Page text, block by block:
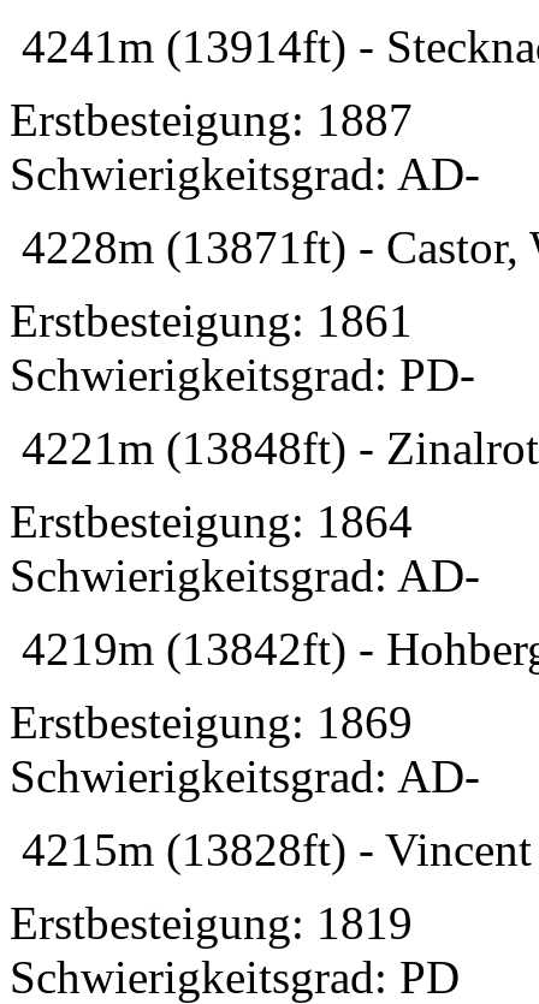
4241m (13914ft) -
Erstbesteigung: 1887
Schwierigkeitsgrad: AD-
4228m (13871ft) - Castor,
Erstbesteigung: 1861
Schwierigkeitsgrad: PD-
4221m (13848ft) -
Erstbesteigung: 1864
Schwierigkeitsgrad: AD-
4219m (13842ft) -
Erstbesteigung: 1869
Schwierigkeitsgrad: AD-
4215m (13828ft) -
Erstbesteigung: 1819
Schwierigkeitsgrad: PD